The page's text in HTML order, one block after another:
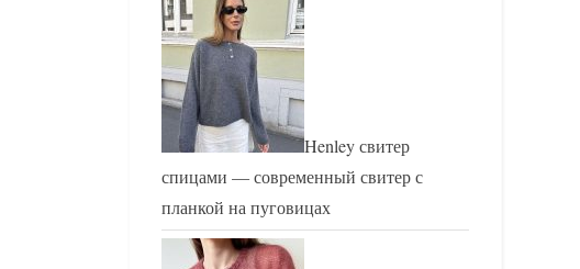
Henley свитер
спицами — современный свитер с
планкой на пуговицах